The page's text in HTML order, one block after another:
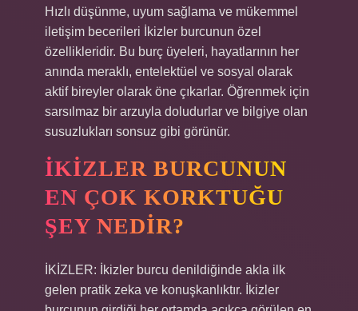
Hızlı düşünme, uyum sağlama ve mükemmel
iletişim becerileri İkizler burcunun özel
özellikleridir. Bu burç üyeleri, hayatlarının her
anında meraklı, entelektüel ve sosyal olarak
aktif bireyler olarak öne çıkarlar. Öğrenmek için
sarsılmaz bir arzuyla doludurlar ve bilgiye olan
susuzlukları sonsuz gibi görünür.
İKIZLER BURCUNUN
EN ÇOK KORKTUĞU
ŞEY NEDIR?
İKİZLER: İkizler burcu denildiğinde akla ilk
gelen pratik zeka ve konuşkanlıktır. İkizler